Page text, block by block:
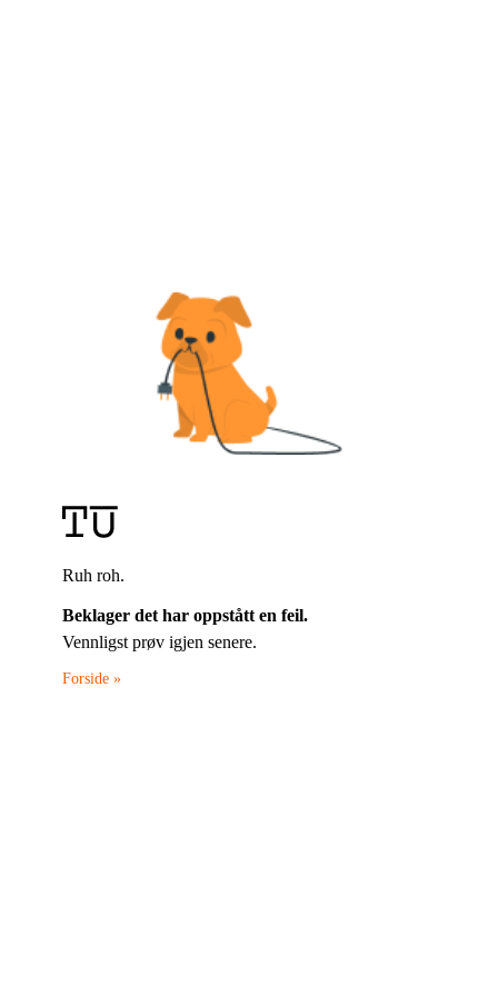
Ruh roh.
Beklager det har oppstått en feil.
Vennligst prøv igjen senere.
Forside »